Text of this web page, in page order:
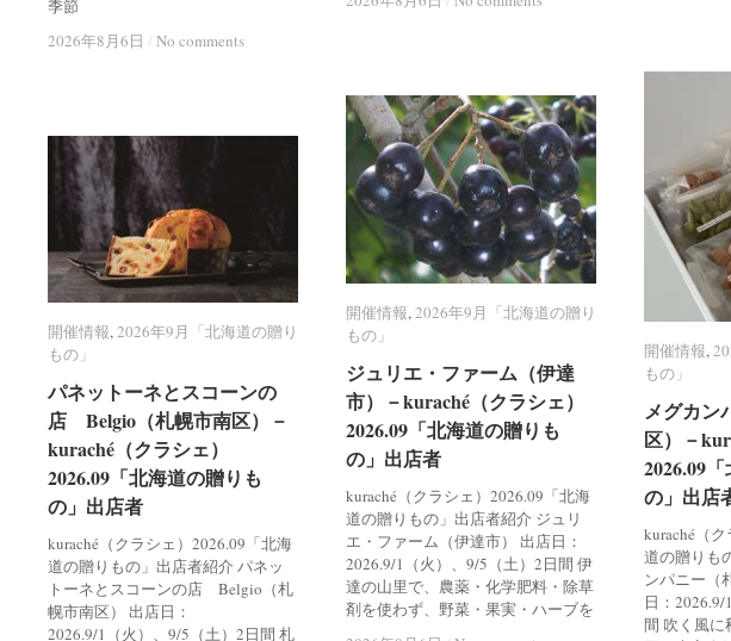
季節
2026年8月6日 / No comments
2026年8月6日 / No comments
開催情報,
もの」
メグカン
区）－
2026.09
の」出店
kuraché（
道の贈りも
ンパニー（
日：
間 吹く風に
開催情報
もの」
メグカン
区）－
2026.09
の」出店
開催情報,2026年9月「北海道の贈り
もの」
ジュリエ・ファーム（伊達
市）－kuraché（クラシェ）
2026.09「北海道の贈りも
の」出店者
kuraché（クラシェ）2026.09「北海
道の贈りもの」出店者紹介 ジュリ
エ・ファーム（伊達市） 出店日：
2026.9/1（火）、9/5（土）2日間 伊
達の山里で、農薬・化学肥料・除草
剤を使わず、野菜・果実・ハーブを
開催情報 2026年9月「北海道の贈り
もの」
ジュリエ・ファーム（伊達
市）－kuraché（クラシェ）
2026.09「北海道の贈りも
の」出店者
開催情報,2026年9月「北海道の贈り
もの」
パネットーネとスコーンの
店 Belgio（札幌市南区）－
kuraché（クラシェ）
2026.09「北海道の贈りも
の」出店者
kuraché（クラシェ）2026.09「北海
道の贈りもの」出店者紹介 パネッ
トーネとスコーンの店 Belgio（札
幌市南区） 出店日：
2026.9/1（火）、9/5（土）2日間 札
開催情報 2026年9月「北海道の贈り
もの」
パネットーネとスコーンの
店 Belgio（札幌市南区）－
kuraché（クラシェ）
2026.09「北海道の贈りも
の」出店者